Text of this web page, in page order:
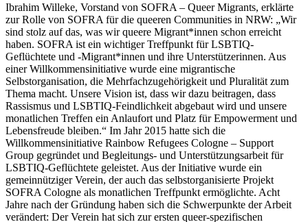
Ibrahim Willeke, Vorstand von SOFRA – Queer Migrants, erklärte
zur Rolle von SOFRA für die queeren Communities in NRW: „Wir
sind stolz auf das, was wir queere Migrant*innen schon erreicht
haben. SOFRA ist ein wichtiger Treffpunkt für LSBTIQ-
Geflüchtete und -Migrant*innen und ihre Unterstützerinnen. Aus
einer Willkommensinitiative wurde eine migrantische
Selbstorganisation, die Mehrfachzugehörigkeit und Pluralität zum
Thema macht. Unsere Vision ist, dass wir dazu beitragen, dass
Rassismus und LSBTIQ-Feindlichkeit abgebaut wird und unsere
monatlichen Treffen ein Anlaufort und Platz für Empowerment und
Lebensfreude bleiben.“ Im Jahr 2015 hatte sich die
Willkommensinitiative Rainbow Refugees Cologne – Support
Group gegründet und Begleitungs- und Unterstützungsarbeit für
LSBTIQ-Geflüchtete geleistet. Aus der Initiative wurde ein
gemeinnütziger Verein, der auch das selbstorganisierte Projekt
SOFRA Cologne als monatlichen Treffpunkt ermöglichte. Acht
Jahre nach der Gründung haben sich die Schwerpunkte der Arbeit
verändert: Der Verein hat sich zur ersten queer-spezifischen